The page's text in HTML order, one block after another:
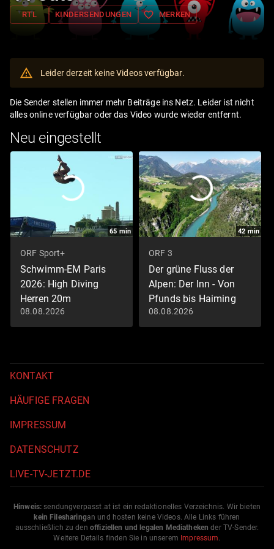
RTL KINDERSENDUNGEN favorite_border MERKEN
Leider derzeit keine Videos verfügbar.
Die Sender stellen immer mehr Beiträge ins Netz. Leider ist nicht
alles online verfügbar oder das Video wurde wieder entfernt.
Neu eingestellt
65 min
ORF Sport+
Schwimm-EM Paris
2026: High Diving
Herren 20m
Schwimm-EM 2026
08.08.2026
42min
ORF 3
Der grüne Fluss der
Alpen: Der Inn - Von
Pfunds bis Haiming
Land der Berge
08.08.2026
KONTAKT
HÄUFIGE FRAGEN
IMPRESSUM
DATENSCHUTZ
LIVE-TV-JETZT.DE
Hinweis: sendungverpasst.at ist ein redaktionelles Verzeichnis. Wir bieten
kein Filesharingan und hosten keine Videos. Alle Links führen
ausschließlich zu den offiziellen und legalen Mediatheken der TV-Sender.
Weitere Details finden Sie in unserem Impressum.